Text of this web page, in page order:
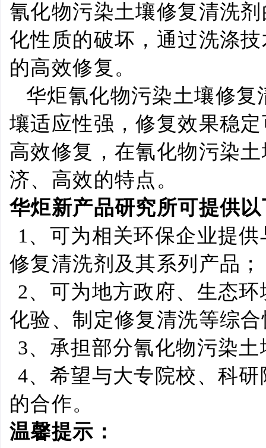
氰化物污染土壤修复清洗
化性质的破坏，通过洗涤
的高效修复。
华炬氰化物污染土壤修
壤适应性强，修复效果稳
高效修复，在氰化物污染
济、高效的特点。
华炬新产品研究所可提供
1 、可为相关环保企业提
修复清洗剂及其系列产品；
2、可为地方政府、生态
化验、制定修复清洗等综
3、承担部分氰化物污染
4、希望与大专院校、科
的合作。
温馨提示：